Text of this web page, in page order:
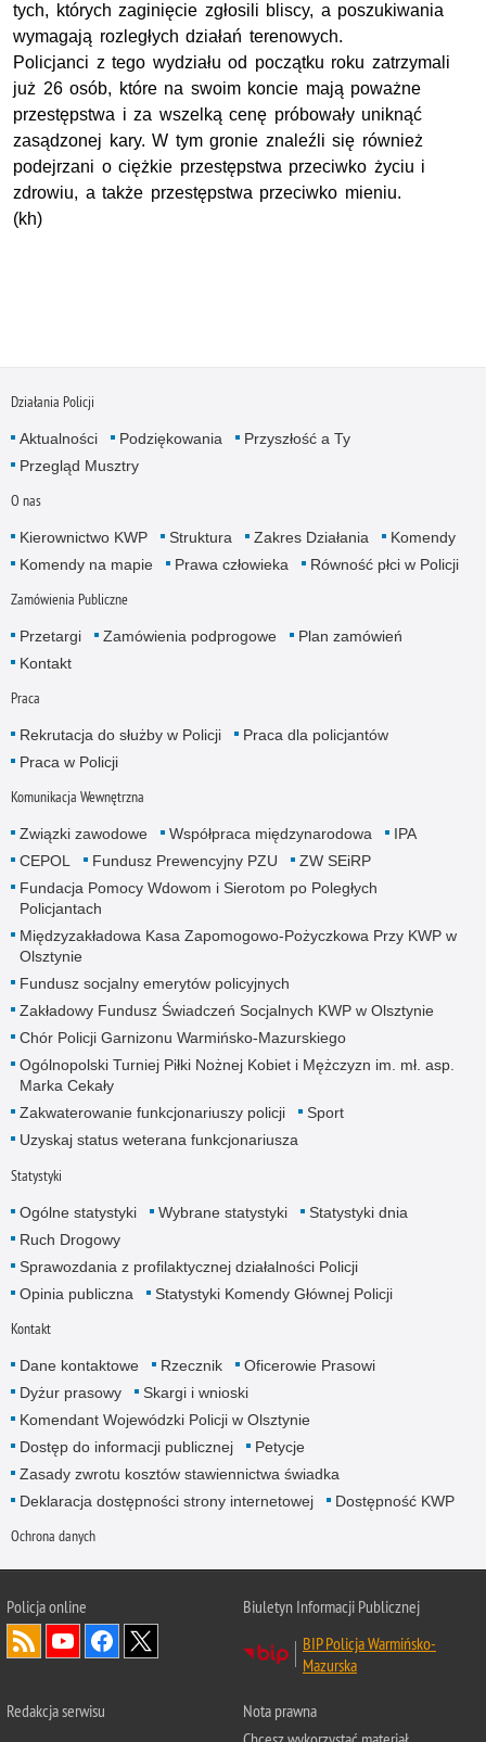
tych, których zaginięcie zgłosili bliscy, a poszukiwania
wymagają rozległych działań terenowych.
Policjanci z tego wydziału od początku roku zatrzymali
już 26 osób, które na swoim koncie mają poważne
przestępstwa i za wszelką cenę próbowały uniknąć
zasądzonej kary. W tym gronie znaleźli się również
podejrzani o ciężkie przestępstwa przeciwko życiu i
zdrowiu, a także przestępstwa przeciwko mieniu.
(kh)
Działania Policji
Aktualności Podziękowania
Przyszłość a Ty
Przegląd Musztry
O nas
Kierownictwo KWP Struktura Zakres Działania
Komendy
Komendy na mapie
Prawa człowieka Równość płci w Policji
Zamówienia Publiczne
Przetargi Zamówienia podprogowe
Plan zamówień
Kontakt
Praca
Rekrutacja do służby w Policji
Praca dla policjantów
Praca w Policji
Komunikacja Wewnętrzna
Związki zawodowe Współpraca międzynarodowa
IPA
CEPOL
Fundusz Prewencyjny PZU
ZW SEiRP
Fundacja Pomocy Wdowom i Sierotom po Poległych
Policjantach
Międzyzakładowa Kasa Zapomogowo-Pożyczkowa Przy KWP w
Olsztynie
Fundusz socjalny emerytów policyjnych
Zakładowy Fundusz Świadczeń Socjalnych KWP w Olsztynie
Chór Policji Garnizonu Warmińsko-Mazurskiego
Ogólnopolski Turniej Piłki Nożnej Kobiet i Mężczyzn im. mł. asp.
Marka Cekały
Zakwaterowanie funkcjonariuszy policji
Sport
Uzyskaj status weterana funkcjonariusza
Statystyki
Ogólne statystyki Wybrane statystyki
Statystyki dnia
Ruch Drogowy
Sprawozdania z profilaktycznej działalności Policji
Opinia publiczna
Statystyki Komendy Głównej Policji
Kontakt
Dane kontaktowe Rzecznik
Oficerowie Prasowi
Dyżur prasowy
Skargi i wnioski
Komendant Wojewódzki Policji w Olsztynie
Dostęp do informacji publicznej
Petycje
Zasady zwrotu kosztów stawiennictwa świadka
Deklaracja dostępności strony internetowej
Dostępność KWP
Ochrona danych
Policja online
Biuletyn Informacji Publicznej
BIP Policja Warmińsko-
Mazurska
Redakcja serwisu
Nota prawna